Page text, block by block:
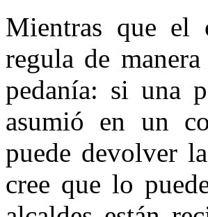
Mientras que el
regula de
pedanía: si una
asumió en un
puede devolver
cree que lo